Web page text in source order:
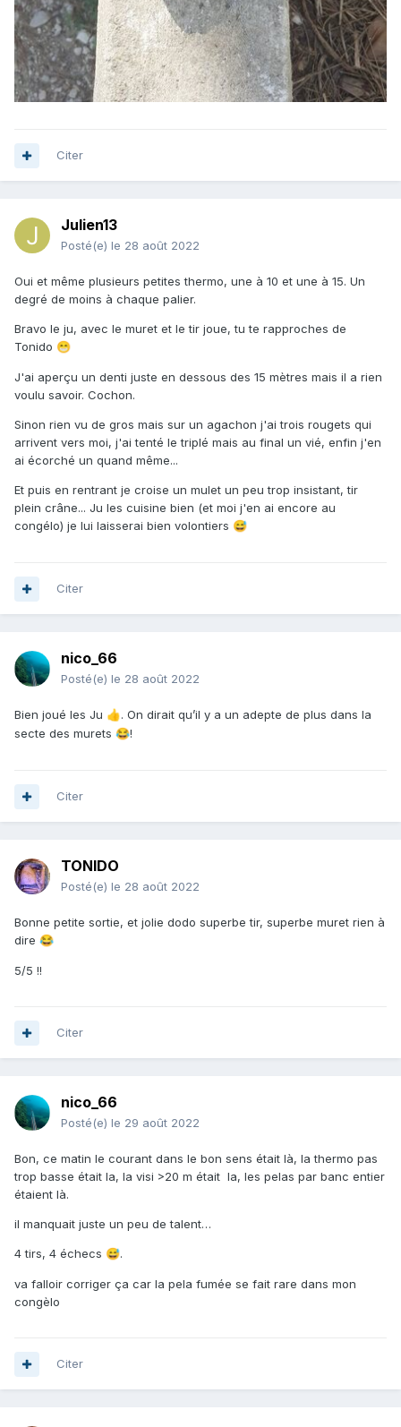
Citer
Julien13
Posté(e) le 28 août 2022
Oui et même plusieurs petites thermo, une à 10 et une à 15. Un
degré de moins à chaque palier.
Bravo le ju, avec le muret et le tir joue, tu te rapproches de
Tonido 😁
J'ai aperçu un denti juste en dessous des 15 mètres mais il a rien
voulu savoir. Cochon.
Sinon rien vu de gros mais sur un agachon j'ai trois rougets qui
arrivent vers moi, j'ai tenté le triplé mais au final un vié, enfin j'en
ai écorché un quand même...
Et puis en rentrant je croise un mulet un peu trop insistant, tir
plein crâne... Ju les cuisine bien (et moi j'en ai encore au
congélo) je lui laisserai bien volontiers 😅
Citer
nico_66
Posté(e) le 28 août 2022
Bien joué les Ju 👍. On dirait qu’il y a un adepte de plus dans la
secte des murets 😂!
Citer
TONIDO
Posté(e) le 28 août 2022
Bonne petite sortie, et jolie dodo superbe tir, superbe muret rien à
dire 😂
5/5 !!
Citer
nico_66
Posté(e) le 29 août 2022
Bon, ce matin le courant dans le bon sens était là, la thermo pas
trop basse était la, la visi >20 m était la, les pelas par banc entier
étaient là.
il manquait juste un peu de talent…
4 tirs, 4 échecs 😅.
va falloir corriger ça car la pela fumée se fait rare dans mon
congèlo
Citer